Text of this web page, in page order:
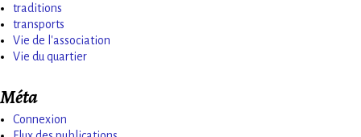
traditions
transports
Vie de l'association
Vie du quartier
Méta
Connexion